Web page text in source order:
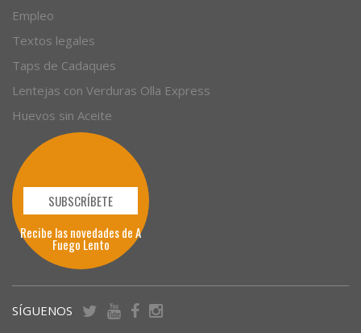
Empleo
Textos legales
Taps de Cadaques
Lentejas con Verduras Olla Express
Huevos sin Aceite
SUBSCRÍBETE
Recibe las novedades de A
Fuego Lento
SÍGUENOS